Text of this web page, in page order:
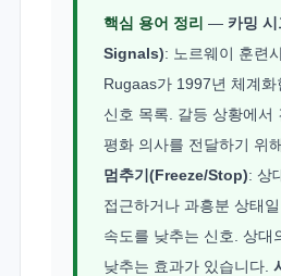
핵심 용어 정리 — 카밍
Signals): 노르웨이 훈련
Rugaas가 1997년 체계화
신호 목록. 갈등 상황에서
평화 의사를 전달하기 위
멈추기(Freeze/Stop): 상
접근하거나 과흥분 상태
속도를 낮추는 신호. 상대
낮추는 효과가 있습니다.